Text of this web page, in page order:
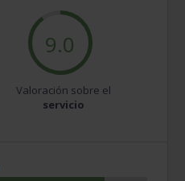
9.0
Valoración sobre el
servicio